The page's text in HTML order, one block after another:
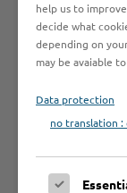
Welche
muss ich
help us to
decide what
depending on
may be avaiable
Data protection
no translation